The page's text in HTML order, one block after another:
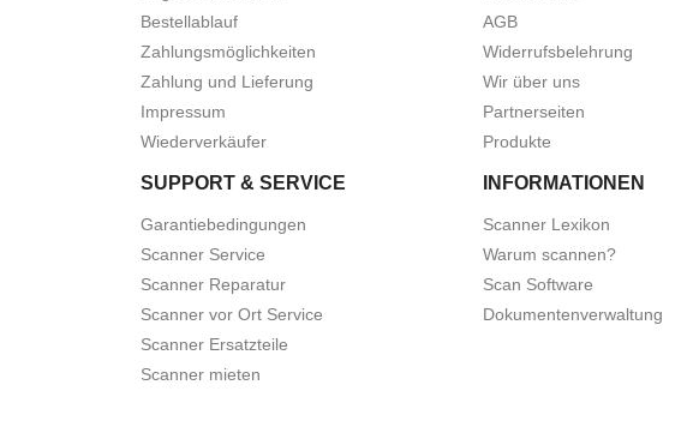
Bestellablauf
Zahlungsmöglichkeiten
Zahlung und Lieferung
Impressum
Wiederverkäufer
AGB
Widerrufsbelehrung
Wir über uns
Partnerseiten
Produkte
SUPPORT & SERVICE
Garantiebedingungen
Scanner Service
Scanner Reparatur
Scanner vor Ort Service
Scanner Ersatzteile
Scanner mieten
INFORMATIONEN
Scanner Lexikon
Warum scannen?
Scan Software
Dokumentenverwaltung